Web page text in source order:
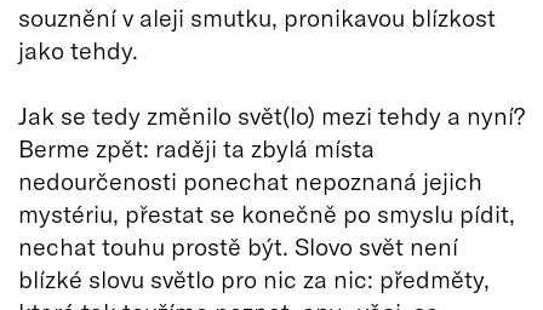
souznění v aleji smutku, pronikavou blízkost
jako tehdy.
Jak se tedy změnilo svět(lo) mezi tehdy a nyní?
Berme zpět: raději ta zbylá místa
nedourčenosti ponechat nepoznaná jejich
mystériu, přestat se konečně po smyslu pídit,
nechat touhu prostě být. Slovo svět není
blízké slovu světlo pro nic za nic: předměty,